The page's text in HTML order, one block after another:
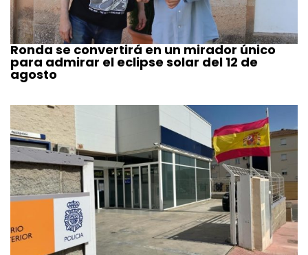
Ronda se convertirá en un mirador único
para admirar el eclipse solar del 12 de
agosto